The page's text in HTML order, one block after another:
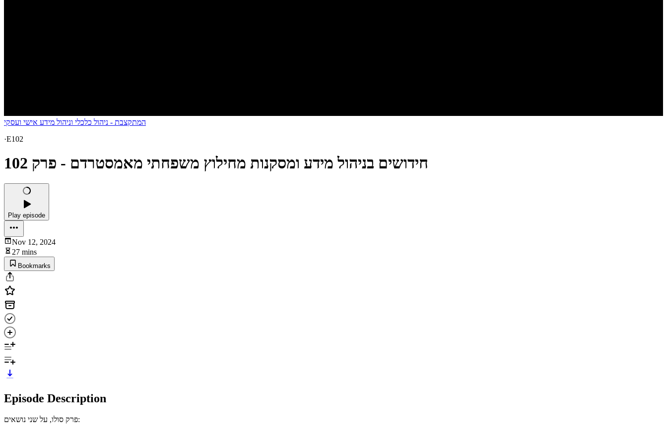
המתקצבת - ניהול כלכלי וניהול מידע אישי ועסקי
·E102
חידושים בניהול מידע ומסקנות מחילוץ משפחתי מאמסטרדם - פרק 102
Play episode
Nov 12, 2024
27 mins
Bookmarks
Episode Description
פרק סולו, על שני נושאים: